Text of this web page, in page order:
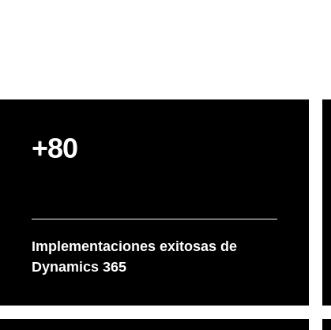
+80
Implementaciones exitosas de
Dynamics 365